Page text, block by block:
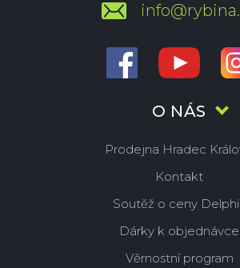
O NÁS
Prodejna Hradec
Kontakt
Soutěž o ceny
Dárky k objednávce
Věrnostní program